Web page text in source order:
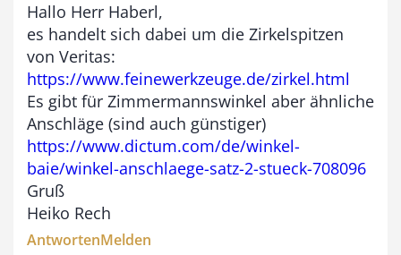
Hallo Herr Haberl,
es handelt sich dabei um die Zirkelspitzen
von Veritas:
https://www.feinewerkzeuge.de/zirkel.html
Es gibt für Zimmermannswinkel aber ähnliche
Anschläge (sind auch günstiger)
https://www.dictum.com/de/winkel-
baie/winkel-anschlaege-satz-2-stueck-708096
Gruß
Heiko Rech
AntwortenMelden